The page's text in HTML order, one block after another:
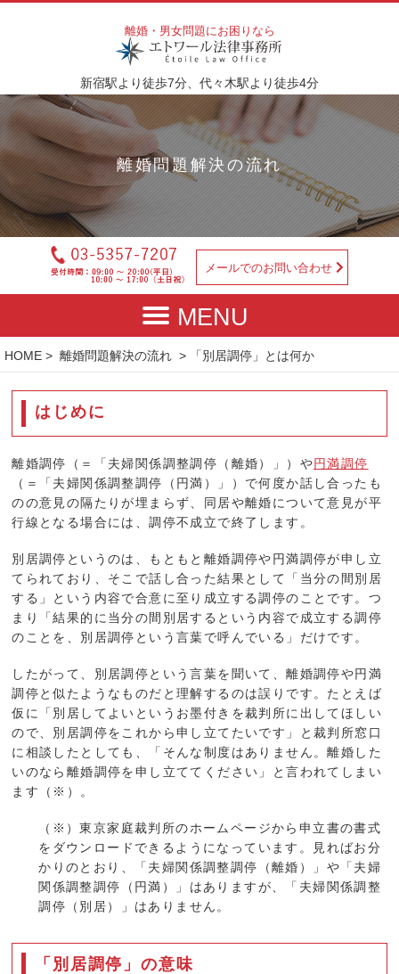
離婚・男女問題にお困りなら
新宿駅より徒歩7分、代々木駅より徒歩4分
離婚問題解決の流れ
メールでのお問い合わせ
HOME > 離婚問題解決の流れ > 「別居調停」とは何か
はじめに
離婚調停（＝「夫婦関係調整調停（離婚）」）や円満調停
（＝「夫婦関係調整調停（円満）」）で何度か話し合ったも
のの意見の隔たりが埋まらず、同居や離婚について意見が平
行線となる場合には、調停不成立で終了します。
別居調停というのは、もともと離婚調停や円満調停が申し立
てられており、そこで話し合った結果として「当分の間別居
する」という内容で合意に至り成立する調停のことです。つ
まり「結果的に当分の間別居するという内容で成立する調停
のことを、別居調停という言葉で呼んでいる」だけです。
したがって、別居調停という言葉を聞いて、離婚調停や円満
調停と似たようなものだと理解するのは誤りです。たとえば
仮に「別居してよいというお墨付きを裁判所に出してほしい
ので、別居調停をこれから申し立てたいです」と裁判所窓口
に相談したとしても、「そんな制度はありません。離婚した
いのなら離婚調停を申し立ててください」と言われてしまい
ます（※）。
（※）東京家庭裁判所のホームページから申立書の書式
をダウンロードできるようになっています。見ればお分
かりのとおり、「夫婦関係調整調停（離婚）」や「夫婦
関係調整調停（円満）」はありますが、「夫婦関係調整
調停（別居）」はありません。
「別居調停」の意味